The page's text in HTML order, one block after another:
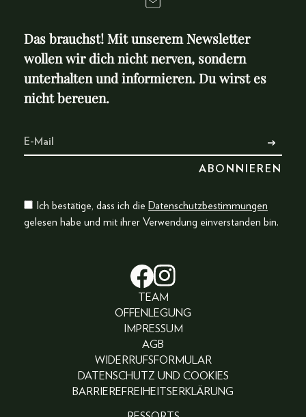
Das brauchst! Mit unserem Newsletter
wollen wir dich nicht nerven, sondern
unterhalten und informieren. Du wirst es
nicht bereuen.
Ich bestätige, dass ich die Datenschutzbestimmungen
gelesen habe und mit ihrer Verwendung einverstanden bin.
TEAM
OFFENLEGUNG
IMPRESSUM
AGB
WIDERRUFSFORMULAR
DATENSCHUTZ UND COOKIES
BARRIEREFREIHEITSERKLÄRUNG